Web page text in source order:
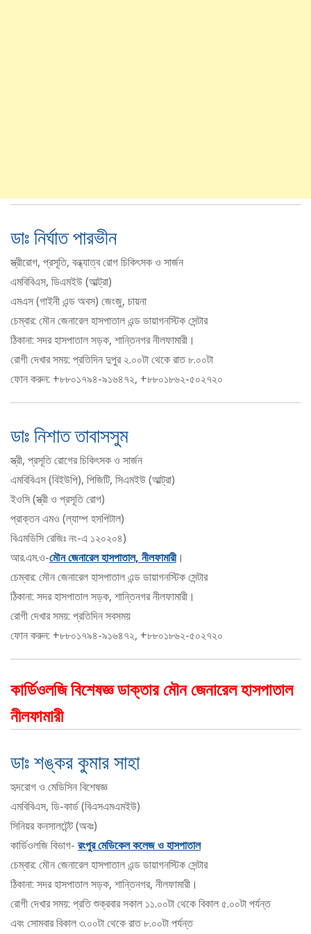
ডাঃ নির্ঘাত পারভীন
স্ত্রীরোগ, প্রসূতি, বন্ধ্যাত্ব রোগ চিকিৎসক ও সার্জন
এমবিবিএস, ডিএমইউ (আল্ট্রা)
এমএস (গাইনী এন্ড অবস) জেংজু, চায়না
চেম্বার: মৌন জেনারেল হাসপাতাল এন্ড ডায়াগনস্টিক সেন্টার
ঠিকানা: সদর হাসপাতাল সড়ক, শান্তিনগর নীলফামারী।
রোগী দেখার সময়: প্রতিদিন দুপুর ২.০০টা থেকে রাত ৮.০০টা
ফোন করুন: +৮৮০১৭৯৪-৯১৬৪৭২, +৮৮০১৮৬২-৫০২৭২০
ডাঃ নিশাত তাবাসসুম
স্ত্রী, প্রসূতি রোগের চিকিৎসক ও সার্জন
এমবিবিএস (বিইউপি), পিজিটি, সিএমইউ (আল্ট্রা)
ইওসি (স্ত্রী ও প্রসূতি রোগ)
প্রাক্তন এমও (ল্যাম্প হসপিটাল)
বিএমডিসি রেজিঃ নং-এ ১২০২০৪)
আর.এম.ও-মৌন জেনারেল হাসপাতাল, নীলফামারী।
চেম্বার: মৌন জেনারেল হাসপাতাল এন্ড ডায়াগনস্টিক সেন্টার
ঠিকানা: সদর হাসপাতাল সড়ক, শান্তিনগর নীলফামারী।
রোগী দেখার সময়: প্রতিদিন সবসময়
ফোন করুন: +৮৮০১৭৯৪-৯১৬৪৭২, +৮৮০১৮৬২-৫০২৭২০
কার্ডিওলজি বিশেষজ্ঞ ডাক্তার মৌন জেনারেল হাসপাতাল
নীলফামারী
ডাঃ শঙ্কর কুমার সাহা
হৃদরোগ ও মেডিসিন বিশেষজ্ঞ
এমবিবিএস, ডি-কার্ড (বিএসএমএমইউ)
সিনিয়র কনসালটেন্ট (অবঃ)
কার্ডিওলজি বিভাগ- রংপুর মেডিকেল কলেজ ও হাসপাতাল
চেম্বার: মৌন জেনারেল হাসপাতাল এন্ড ডায়াগনস্টিক সেন্টার
ঠিকানা: সদর হাসপাতাল সড়ক, শান্তিনগর, নীলফামারী।
রোগী দেখার সময়: প্রতি শুক্রবার সকাল ১১.০০টা থেকে বিকাল ৫.০০টা পর্যন্ত
এবং সোমবার বিকাল ৩.০০টা থেকে রাত ৮.০০টা পর্যন্ত